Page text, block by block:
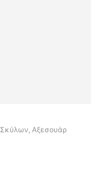
Σκύλων, Αξεσουάρ